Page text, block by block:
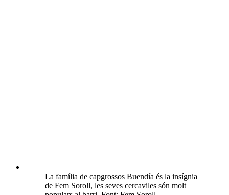
La família de capgrossos Buendía és la insígnia
de Fem Soroll, les seves cercaviles són molt